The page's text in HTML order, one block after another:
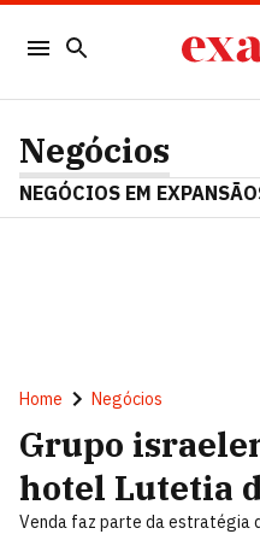
Negócios
NEGÓCIOS EM EXPANSÃO
Home Negócios
Grupo
hotel Lutetia
Venda faz parte da estratégia